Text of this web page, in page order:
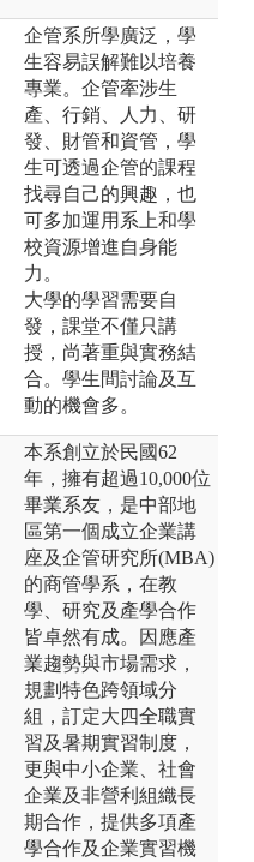
企管系所學廣泛，學
生容易誤解難以培養
專業。企管牽涉生
產、行銷、人力、研
發、財管和資管，學
生可透過企管的課程
找尋自己的興趣，也
可多加運用系上和學
校資源增進自身能
力。
大學的學習需要自
發，課堂不僅只講
授，尚著重與實務結
合。學生間討論及互
動的機會多。
本系創立於民國62
年，擁有超過10,000位
畢業系友，是中部地
區第一個成立企業講
座及企管研究所(MBA)
的商管學系，在教
學、研究及產學合作
皆卓然有成。因應產
業趨勢與市場需求，
規劃特色跨領域分
組，訂定大四全職實
習及暑期實習制度，
更與中小企業、社會
企業及非營利組織長
期合作，提供多項產
學合作及企業實習機